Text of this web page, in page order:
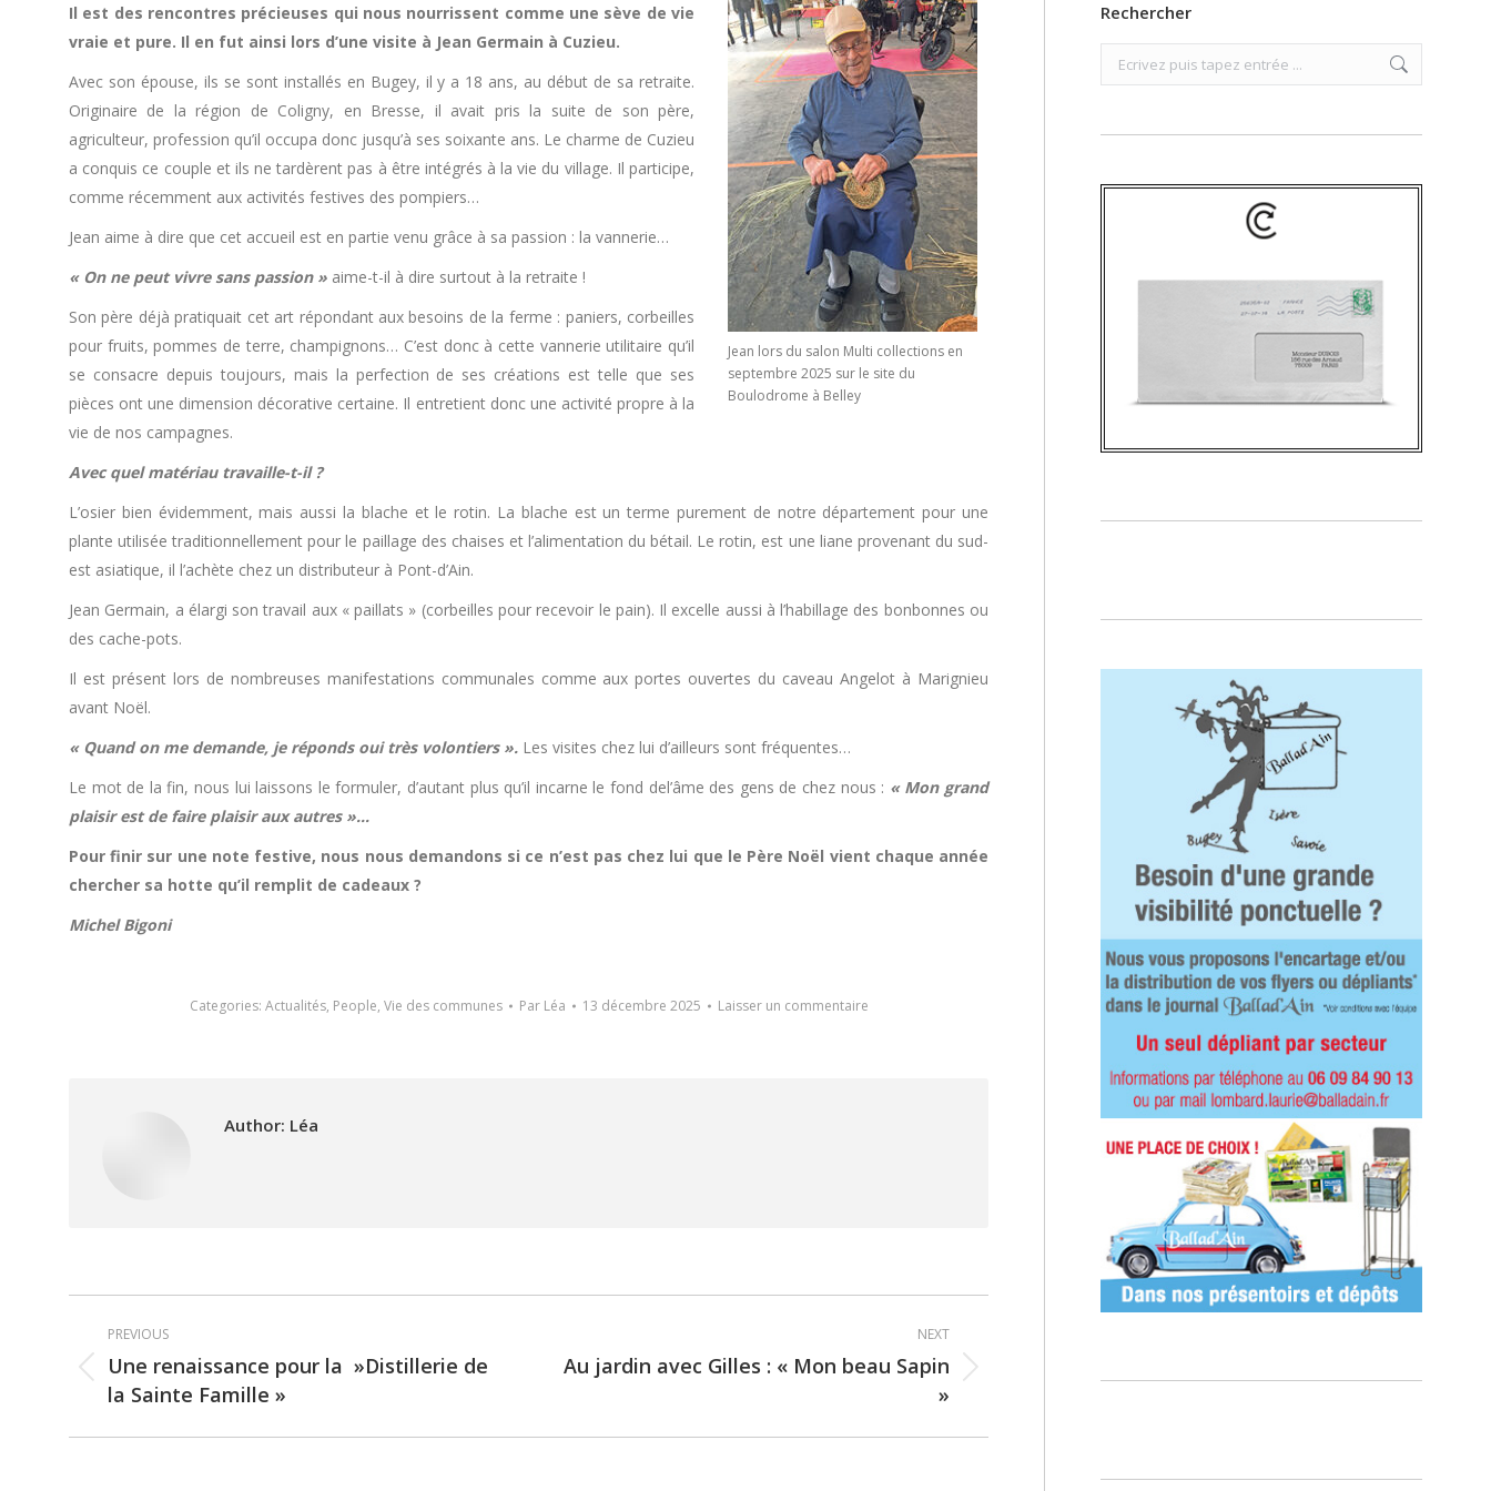
Jean lors du salon Multi collections en
septembre 2025 sur le site du
Boulodrome à Belley
Il est des rencontres précieuses qui nous nourrissent comme une sève de vie
vraie et pure. Il en fut ainsi lors d’une visite à Jean Germain à Cuzieu.
Avec son épouse, ils se sont installés en Bugey, il y a 18 ans, au début de sa retraite.
Originaire de la région de Coligny, en Bresse, il avait pris la suite de son père,
agriculteur, profession qu’il occupa donc jusqu’à ses soixante ans. Le charme de Cuzieu
a conquis ce couple et ils ne tardèrent pas à être intégrés à la vie du village. Il participe,
comme récemment aux activités festives des pompiers…
Jean aime à dire que cet accueil est en partie venu grâce à sa passion : la vannerie…
« On ne peut vivre sans passion » aime-t-il à dire surtout à la retraite !
Son père déjà pratiquait cet art répondant aux besoins de la ferme : paniers, corbeilles
pour fruits, pommes de terre, champignons… C’est donc à cette vannerie utilitaire qu’il
se consacre depuis toujours, mais la perfection de ses créations est telle que ses
pièces ont une dimension décorative certaine. Il entretient donc une activité propre à la
vie de nos campagnes.
Avec quel matériau travaille-t-il ?
L’osier bien évidemment, mais aussi la blache et le rotin. La blache est un terme purement de notre département pour une
plante utilisée traditionnellement pour le paillage des chaises et l’alimentation du bétail. Le rotin, est une liane provenant du sud-
est asiatique, il l’achète chez un distributeur à Pont-d’Ain.
Jean Germain, a élargi son travail aux « paillats » (corbeilles pour recevoir le pain). Il excelle aussi à l’habillage des bonbonnes ou
des cache-pots.
Il est présent lors de nombreuses manifestations communales comme aux portes ouvertes du caveau Angelot à Marignieu
avant Noël.
« Quand on me demande, je réponds oui très volontiers ». Les visites chez lui d’ailleurs sont fréquentes…
Le mot de la fin, nous lui laissons le formuler, d’autant plus qu’il incarne le fond del’âme des gens de chez nous : « Mon grand
plaisir est de faire plaisir aux autres »…
Pour finir sur une note festive, nous nous demandons si ce n’est pas chez lui que le Père Noël vient chaque année
chercher sa hotte qu’il remplit de cadeaux ?
Michel Bigoni
Categories: Actualités, People, Vie des communes Par Léa 13 décembre 2025 Laisser un commentaire
Author: Léa
Post
navigation
PREVIOUS
Previous
post:
Une renaissance pour la »Distillerie de
la Sainte Famille »
NEXT
Next
Au jardin avec Gilles : « Mon beau Sapin
»
Rechercher
Search: